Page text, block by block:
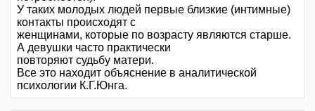
У таких молодых людей первые близкие (интимные)
контакты происходят с
женщинами, которые по возрасту являются старше.
А девушки часто практически
повторяют судьбу матери.
Все это находит объяснение в аналитической
психологии К.Г.Юнга.